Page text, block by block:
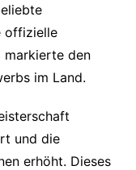
offizielle
markierte den
im Land.
und die
erhöht. Dieses